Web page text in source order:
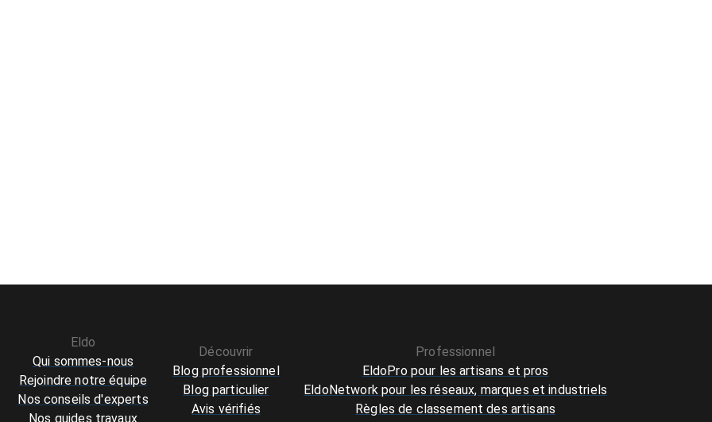
Eldo
Qui sommes-nous
Rejoindre notre équipe
Nos conseils d'experts
Nos guides travaux
Découvrir
Blog professionnel
Blog particulier
Avis vérifiés
Professionnel
EldoPro pour les artisans et pros
EldoNetwork pour les réseaux, marques et industriels
Règles de classement des artisans